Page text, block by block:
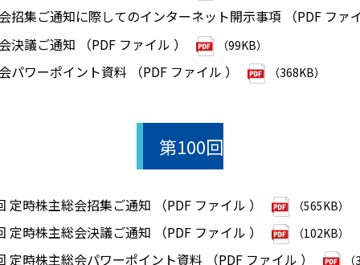
招集ご通知に際してのインターネット開示事項 （PDF ファ
決議ご通知 （PDF ファイル ）
（99KB）
パワーポイント資料 （PDF ファイル ） （368KB）
第100回
定時株主総会招集ご通知 （PDF ファイル ） （565KB）
定時株主総会決議ご通知 （PDF ファイル ） （102KB）
定時株主総会パワーポイント資料 （PDF ファイル ）